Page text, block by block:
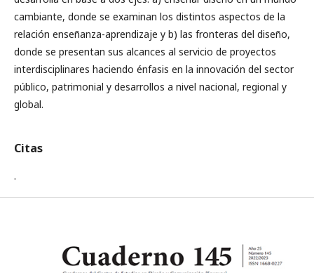
cambiante, donde se examinan los distintos aspectos de la
relación enseñanza-aprendizaje y b) las fronteras del diseño,
donde se presentan sus alcances al servicio de proyectos
interdisciplinares haciendo énfasis en la innovación del sector
público, patrimonial y desarrollos a nivel nacional, regional y
global.
Citas
.